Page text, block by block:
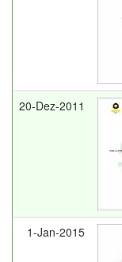
20-Dez-2011
1-Jan-2015